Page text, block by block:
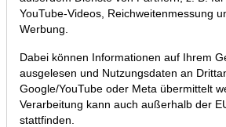
TraderFox startet
zum Thema
19.10.2025 um 11:50 Uhr | S. Betschinger
YouTube-Videos, Reichweitenmessung
Werbung.
Dabei können Informationen auf Ihrem
ausgelesen und Nutzungsdaten an
Google/YouTube oder Meta übermittelt
Verarbeitung kann auch außerhalb der
stattfinden.